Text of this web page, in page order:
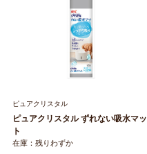
ピュアクリスタル
ピュアクリスタル ずれない吸水マッ
ト
在庫：残りわずか